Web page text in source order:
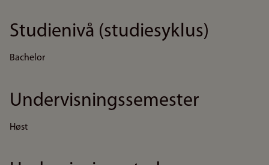
Studienivå (studiesyklus)
Bachelor
Undervisningssemester
Høst